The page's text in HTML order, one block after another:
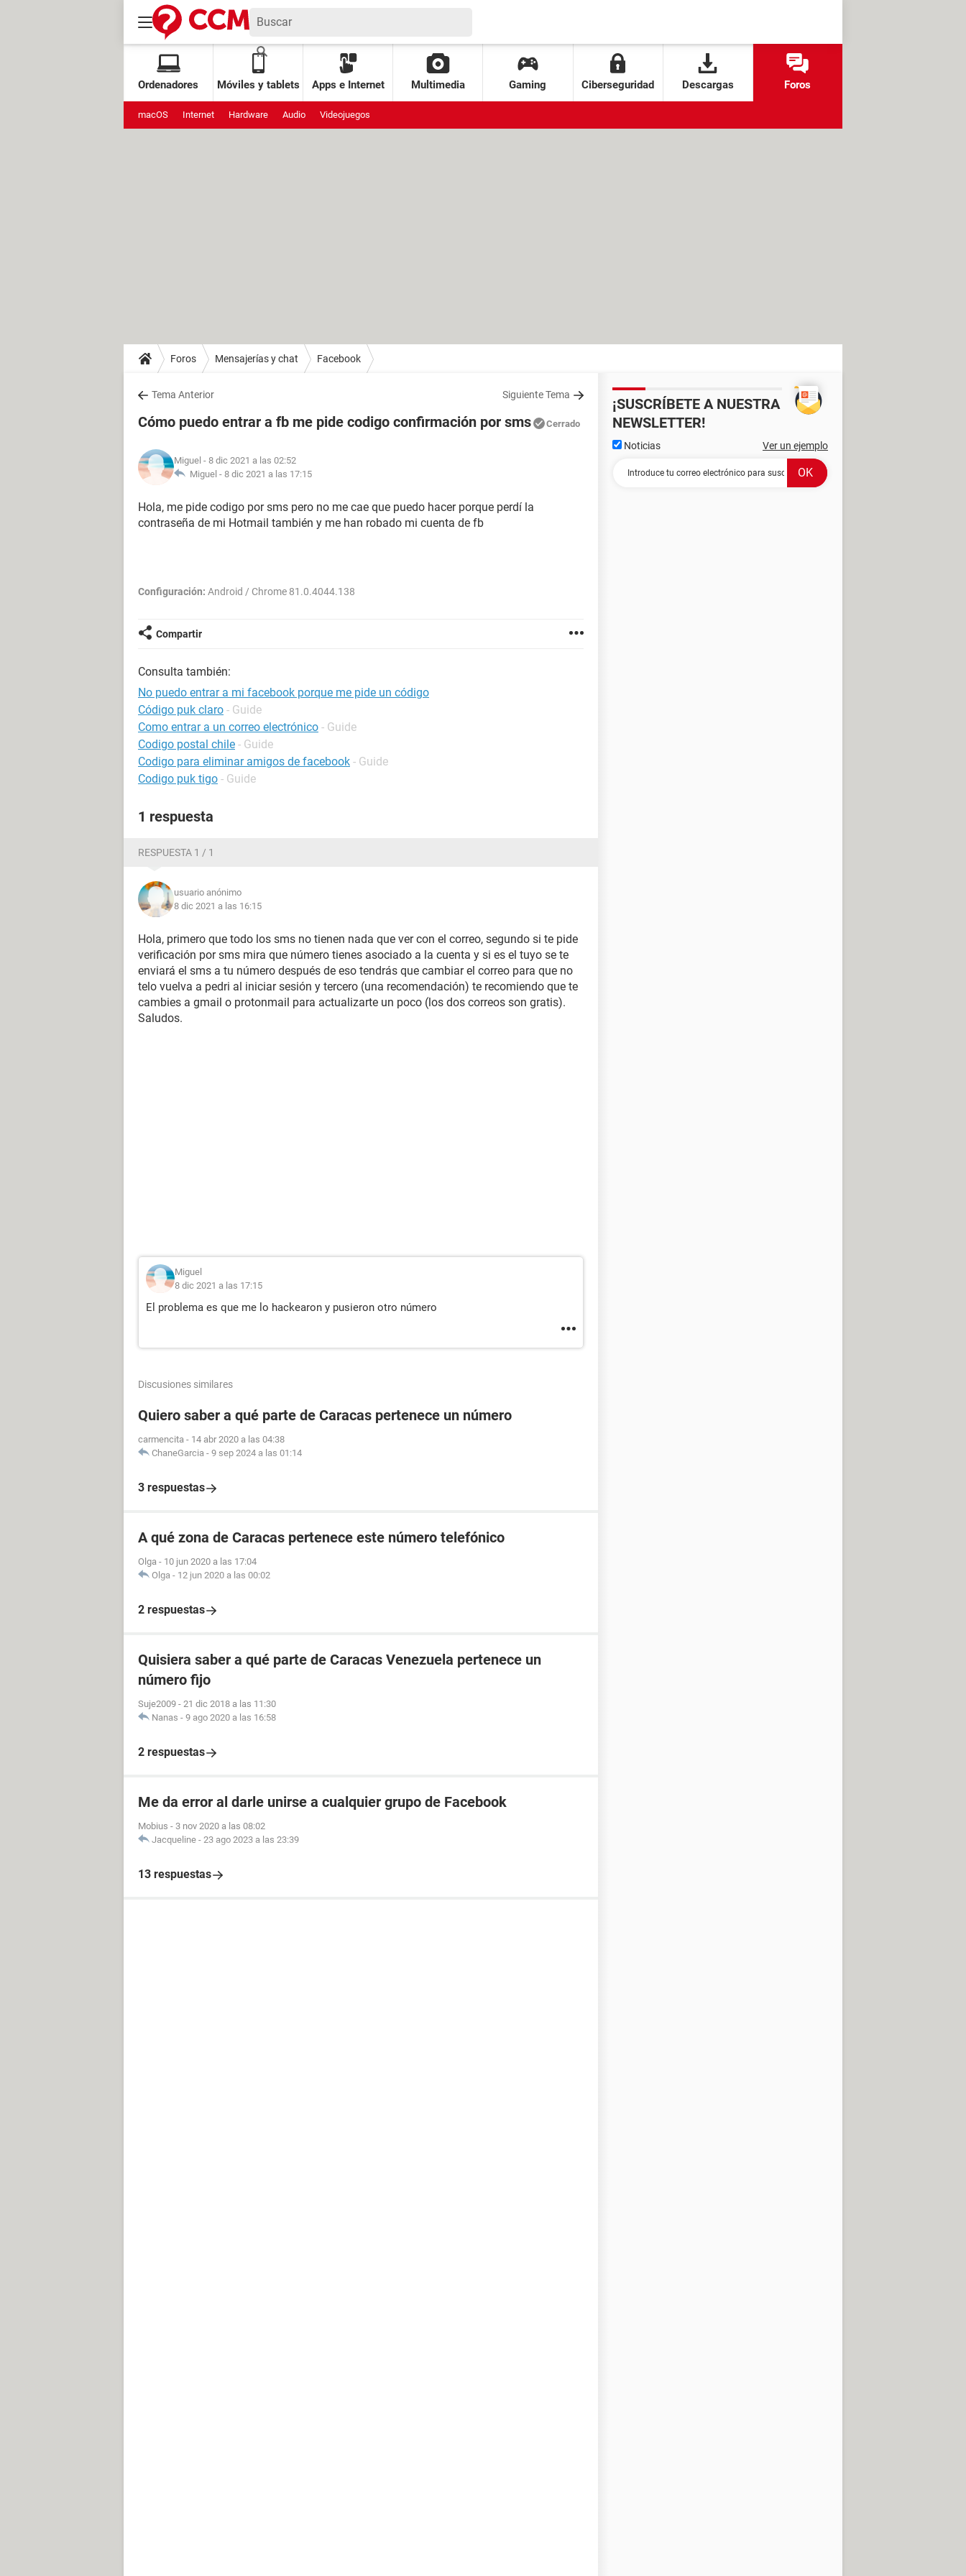
Ordenadores Móviles y tablets Apps e Internet Multimedia Gaming Ciberseguridad Descargas Foros
macOS Internet Hardware Audio Videojuegos
Foros Mensajerías y chat Facebook
Tema Anterior Siguiente Tema
Cómo puedo entrar a fb me pide codigo confirmación por sms Cerrado
Miguel - 8 dic 2021 a las 02:52
Miguel - 8 dic 2021 a las 17:15
Hola, me pide codigo por sms pero no me cae que puedo hacer porque perdí la
contraseña de mi Hotmail también y me han robado mi cuenta de fb
Configuración: Android / Chrome 81.0.4044.138
Compartir
Consulta también:
No puedo entrar a mi facebook porque me pide un código
Código puk claro - Guide
Como entrar a un correo electrónico - Guide
Codigo postal chile - Guide
Codigo para eliminar amigos de facebook - Guide
Codigo puk tigo - Guide
1 respuesta
RESPUESTA 1 / 1
usuario anónimo
8 dic 2021 a las 16:15
Hola, primero que todo los sms no tienen nada que ver con el correo, segundo si te pide
verificación por sms mira que número tienes asociado a la cuenta y si es el tuyo se te
enviará el sms a tu número después de eso tendrás que cambiar el correo para que no
telo vuelva a pedri al iniciar sesión y tercero (una recomendación) te recomiendo que te
cambies a gmail o protonmail para actualizarte un poco (los dos correos son gratis).
Saludos.
Miguel
8 dic 2021 a las 17:15
El problema es que me lo hackearon y pusieron otro número
Discusiones similares
Quiero saber a qué parte de Caracas pertenece un número
carmencita - 14 abr 2020 a las 04:38
ChaneGarcia - 9 sep 2024 a las 01:14
3 respuestas
A qué zona de Caracas pertenece este número telefónico
Olga - 10 jun 2020 a las 17:04
Olga - 12 jun 2020 a las 00:02
2 respuestas
Quisiera saber a qué parte de Caracas Venezuela pertenece un
número fijo
Suje2009 - 21 dic 2018 a las 11:30
Nanas - 9 ago 2020 a las 16:58
2 respuestas
Me da error al darle unirse a cualquier grupo de Facebook
Mobius - 3 nov 2020 a las 08:02
Jacqueline - 23 ago 2023 a las 23:39
13 respuestas
¡SUSCRÍBETE A NUESTRA
NEWSLETTER!
Noticias Ver un ejemplo